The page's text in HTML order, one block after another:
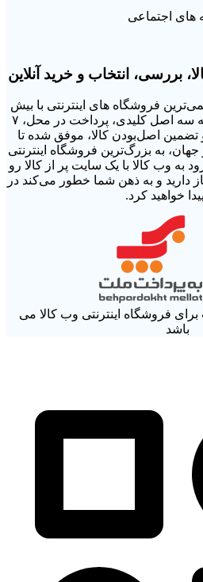
های اجتماعی
بررسی، انتخاب و خرید آنلاین
فروشگاه های اینترنتی با بیش
از یک دهه تجربه، با پایبندی به سه اصل کلیدی، پرداخت در محل، ۷
اصل‌بودن کالا، موفق شده تا
به بزرگ‌ترین فروشگاه اینترنتی
به وب کالا با یک سایت پر از کالا رو
دارید و به ذهن شما خطور می‌کند در
پیدا خواهید کرد.
فروشگاه اینترنتی وب کالا می
باشد